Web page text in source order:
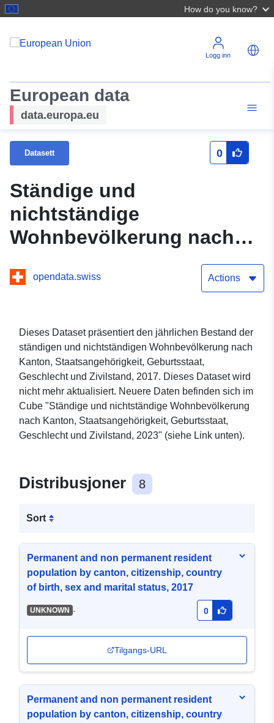
How do you know?
Logg inn
European data
data.europa.eu
Datasett 0
Ständige und
nichtständige
Wohnbevölkerung nach
Staatsangehörigkeit,
und Zivilstand, 2017
opendata.swiss Actions
Dieses Dataset präsentiert den jährlichen Bestand der
ständigen und nichtständigen Wohnbevölkerung nach
Kanton, Staatsangehörigkeit, Geburtsstaat,
Geschlecht und Zivilstand, 2017. Dieses Dataset wird
nicht mehr aktualisiert. Neuere Daten befinden sich im
Cube "Ständige und nichtständige Wohnbevölkerung
nach Kanton, Staatsangehörigkeit, Geburtsstaat,
Geschlecht und Zivilstand, 2023" (siehe Link unten).
Distribusjoner 8
Sort
Permanent and non permanent resident
population by canton, citizenship, country
of birth, sex and marital status, 2017
UNKNOWN - 0
Tilgangs-URL
Permanent and non permanent resident
population by canton, citizenship, country